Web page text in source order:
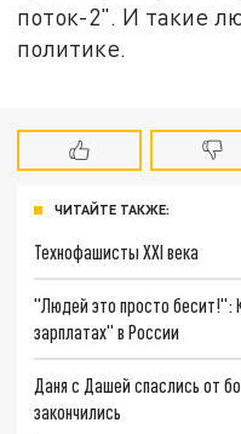
поток-2". И такие
политике.
ЧИТАЙТЕ ТАКЖЕ:
Технофашисты XXI века
"Людей это просто бесит!":
зарплатах" в России
Даня с Дашей спаслись от
закончились